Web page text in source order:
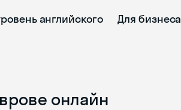
английского Для бизнеса
онлайн